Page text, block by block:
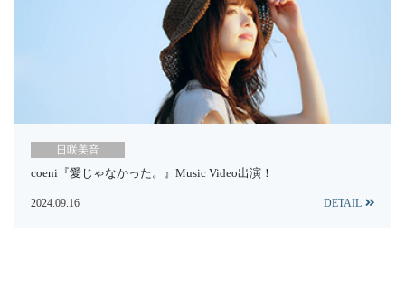
日咲美音
coeni『愛じゃなかった。』Music Video出演！
2024.09.16 DETAIL